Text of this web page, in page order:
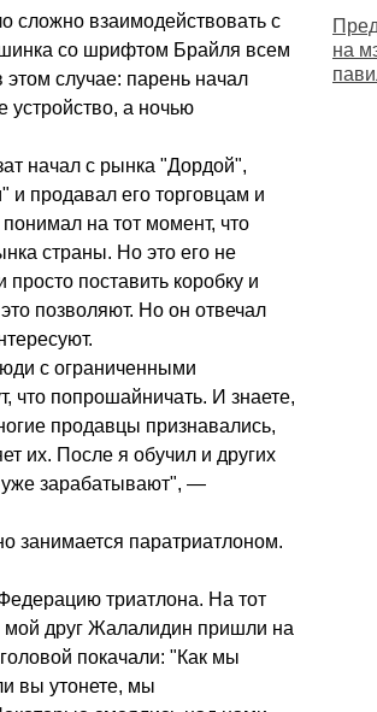
сложно взаимодействовать с
со шрифтом Брайля всем
случае: парень начал
устройство, а ночью
начал с рынка "Дордой",
и продавал его торговцам и
на тот момент, что
страны. Но это его не
поставить коробку и
это позволяют. Но он отвечал
с ограниченными
что попрошайничать. И знаете,
продавцы признавались,
их. После я обучил и других
уже зарабатывают", —
занимается паратриатлоном.
триатлона. На тот
мой друг Жалалидин пришли на
покачали: "Как мы
вы утонете, мы
на